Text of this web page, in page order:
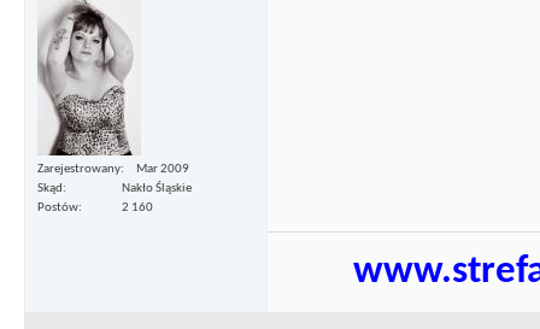
Zarejestrowany
Mar 2009
Skąd
Nakło Śląskie
Postów
2 160